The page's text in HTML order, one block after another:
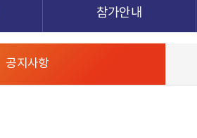
참가안내
공지사항